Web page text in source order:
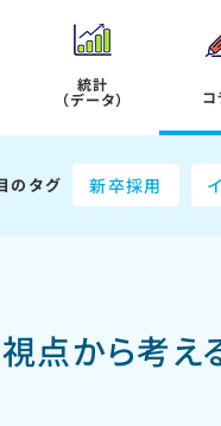
統計
（データ） コ
のタグ 新卒採用
点から考え